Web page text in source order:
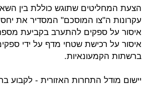
הצעת המחליטים שתוגש כוללת בין
עקרונות ה"צו המוסכם" המסדיר את
איסור על ספקים להתערב בקביעת
איסור על רכישת שטחי מדף על ידי
ברשתות הקמעונאיות.
יישום מודל התחרות האזורית - לקבוע